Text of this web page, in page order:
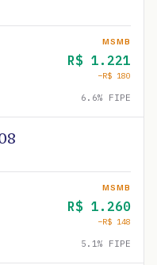
MSMB
R$ 1.221
−R$ 180
6.6% FIPE
MSMB
R$ 1.260
−R$ 148
5.1% FIPE